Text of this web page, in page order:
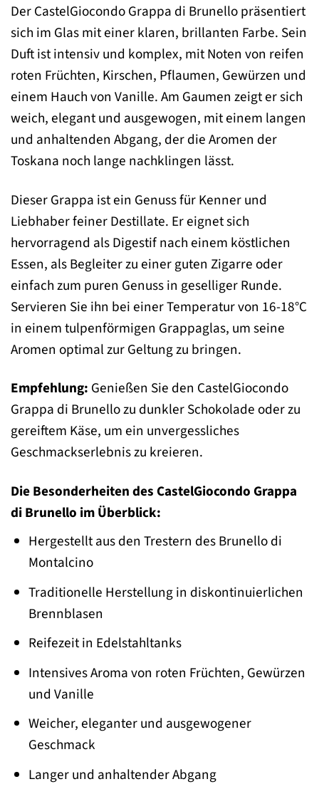
Der CastelGiocondo Grappa di Brunello präsentiert
sich im Glas mit einer klaren, brillanten Farbe. Sein
Duft ist intensiv und komplex, mit Noten von reifen
roten Früchten, Kirschen, Pflaumen, Gewürzen und
einem Hauch von Vanille. Am Gaumen zeigt er sich
weich, elegant und ausgewogen, mit einem langen
und anhaltenden Abgang, der die Aromen der
Toskana noch lange nachklingen lässt.
Dieser Grappa ist ein Genuss für Kenner und
Liebhaber feiner Destillate. Er eignet sich
hervorragend als Digestif nach einem köstlichen
Essen, als Begleiter zu einer guten Zigarre oder
einfach zum puren Genuss in geselliger Runde.
Servieren Sie ihn bei einer Temperatur von 16-18°C
in einem tulpenförmigen Grappaglas, um seine
Aromen optimal zur Geltung zu bringen.
Empfehlung: Genießen Sie den CastelGiocondo
Grappa di Brunello zu dunkler Schokolade oder zu
gereiftem Käse, um ein unvergessliches
Geschmackserlebnis zu kreieren.
Die Besonderheiten des CastelGiocondo Grappa
di Brunello im Überblick:
Hergestellt aus den Trestern des Brunello di
Montalcino
Traditionelle Herstellung in diskontinuierlichen
Brennblasen
Reifezeit in Edelstahltanks
Intensives Aroma von roten Früchten, Gewürzen
und Vanille
Weicher, eleganter und ausgewogener
Geschmack
Langer und anhaltender Abgang